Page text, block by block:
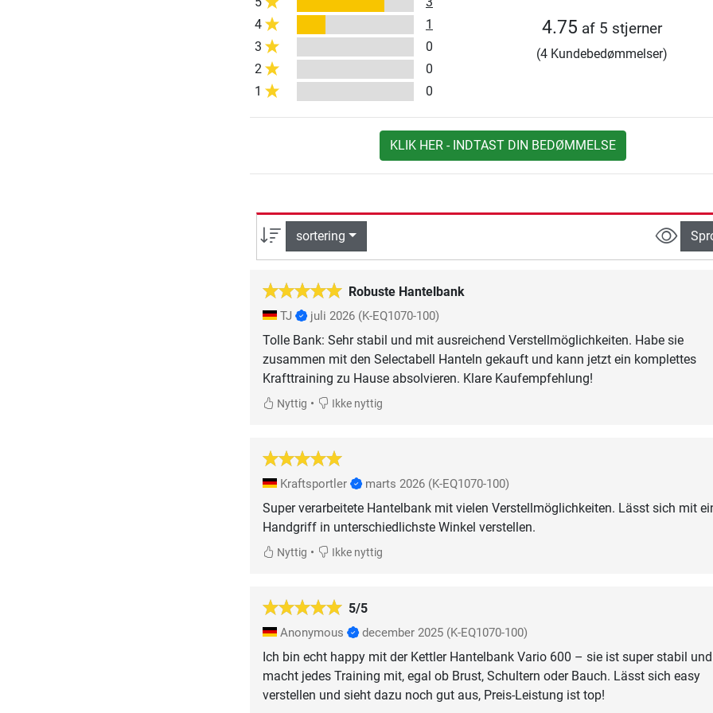
4
1
3
0
2
0
1
0
4.75 af 5 stjerner
(4 Kundebedømmelser)
KLIK HER - INDTAST DIN BEDØMMELSE
sortering
Robuste Hantelbank
TJ juli 2026 (K-EQ1070-100)
Tolle Bank: Sehr stabil und mit ausreichend Verstellmöglichkeiten. Habe sie
zusammen mit den Selectabell Hanteln gekauft und kann jetzt ein komplettes
Krafttraining zu Hause absolvieren. Klare Kaufempfehlung!
Nyttig • Ikke nyttig
Kraftsportler marts 2026 (K-EQ1070-100)
Super verarbeitete Hantelbank mit vielen Verstellmöglichkeiten. Lässt sich mit
Handgriff in unterschiedlichste Winkel verstellen.
Nyttig • Ikke nyttig
5/5
Anonymous december 2025 (K-EQ1070-100)
Ich bin echt happy mit der Kettler Hantelbank Vario 600 – sie ist super stabil und
macht jedes Training mit, egal ob Brust, Schultern oder Bauch. Lässt sich easy
verstellen und sieht dazu noch gut aus, Preis-Leistung ist top!